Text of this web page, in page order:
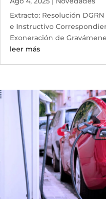
Extracto: Resolución
e Instructivo
Exoneración de
leer más